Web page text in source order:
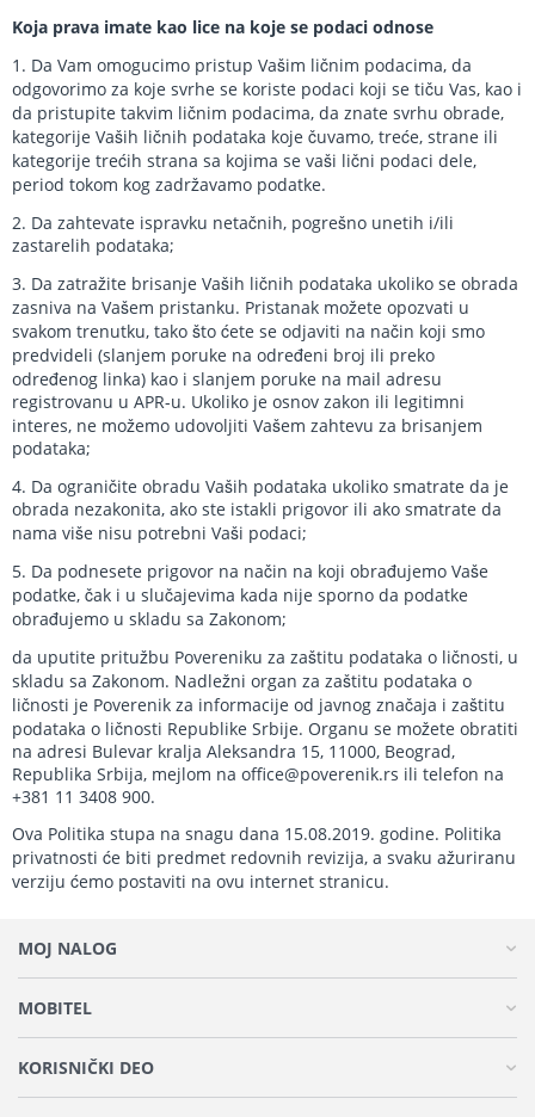
Koja prava imate kao lice na koje se podaci odnose
1. Da Vam omogucimo pristup Vašim ličnim podacima, da
odgovorimo za koje svrhe se koriste podaci koji se tiču Vas, kao i
da pristupite takvim ličnim podacima, da znate svrhu obrade,
kategorije Vaših ličnih podataka koje čuvamo, treće, strane ili
kategorije trećih strana sa kojima se vaši lični podaci dele,
period tokom kog zadržavamo podatke.
2. Da zahtevate ispravku netačnih, pogrešno unetih i/ili
zastarelih podataka;
3. Da zatražite brisanje Vaših ličnih podataka ukoliko se obrada
zasniva na Vašem pristanku. Pristanak možete opozvati u
svakom trenutku, tako što ćete se odjaviti na način koji smo
predvideli (slanjem poruke na određeni broj ili preko
određenog linka) kao i slanjem poruke na mail adresu
registrovanu u APR-u. Ukoliko je osnov zakon ili legitimni
interes, ne možemo udovoljiti Vašem zahtevu za brisanjem
podataka;
4. Da ograničite obradu Vaših podataka ukoliko smatrate da je
obrada nezakonita, ako ste istakli prigovor ili ako smatrate da
nama više nisu potrebni Vaši podaci;
5. Da podnesete prigovor na način na koji obrađujemo Vaše
podatke, čak i u slučajevima kada nije sporno da podatke
obrađujemo u skladu sa Zakonom;
da uputite pritužbu Povereniku za zaštitu podataka o ličnosti, u
skladu sa Zakonom. Nadležni organ za zaštitu podataka o
ličnosti je Poverenik za informacije od javnog značaja i zaštitu
podataka o ličnosti Republike Srbije. Organu se možete obratiti
na adresi Bulevar kralja Aleksandra 15, 11000, Beograd,
Republika Srbija, mejlom na office@poverenik.rs ili telefon na
+381 11 3408 900.
Ova Politika stupa na snagu dana 15.08.2019. godine. Politika
privatnosti će biti predmet redovnih revizija, a svaku ažuriranu
verziju ćemo postaviti na ovu internet stranicu.
MOJ NALOG
MOBITEL
KORISNIČKI DEO